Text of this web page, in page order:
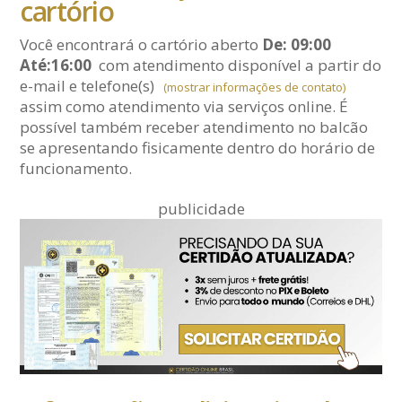
cartório
Você encontrará o cartório aberto De: 09:00
Até:16:00 com atendimento disponível a partir do
e-maile telefone(s) (mostrar informações de contato)
assim como atendimento via serviços online. É
possível também receber atendimento no balcão
se apresentando fisicamente dentro do horário de
funcionamento.
publicidade